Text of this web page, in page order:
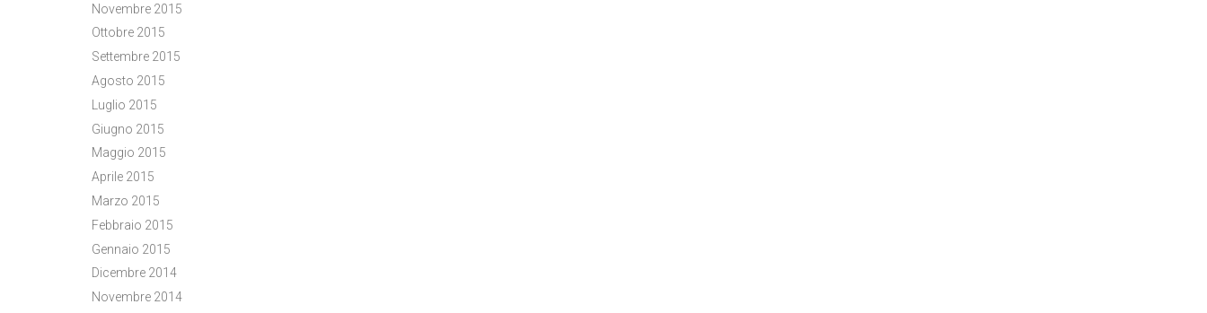
Novembre 2015
Ottobre 2015
Settembre 2015
Agosto 2015
Luglio 2015
Giugno 2015
Maggio 2015
Aprile 2015
Marzo 2015
Febbraio 2015
Gennaio 2015
Dicembre 2014
Novembre 2014